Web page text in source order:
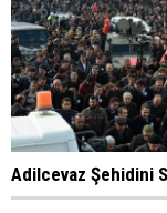
Adilcevaz Şehidini